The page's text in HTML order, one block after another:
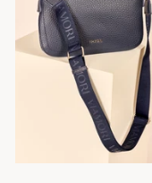
Tulln
Tuttlingen
Wien Hietzing